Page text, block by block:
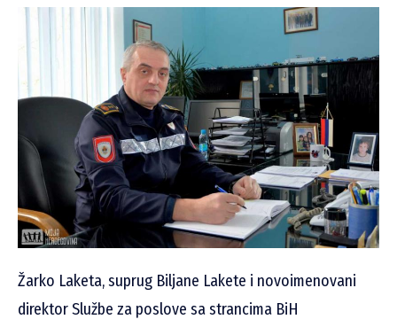
Žarko Laketa, suprug Biljane Lakete i novoimenovani
direktor Službe za poslove sa strancima BiH